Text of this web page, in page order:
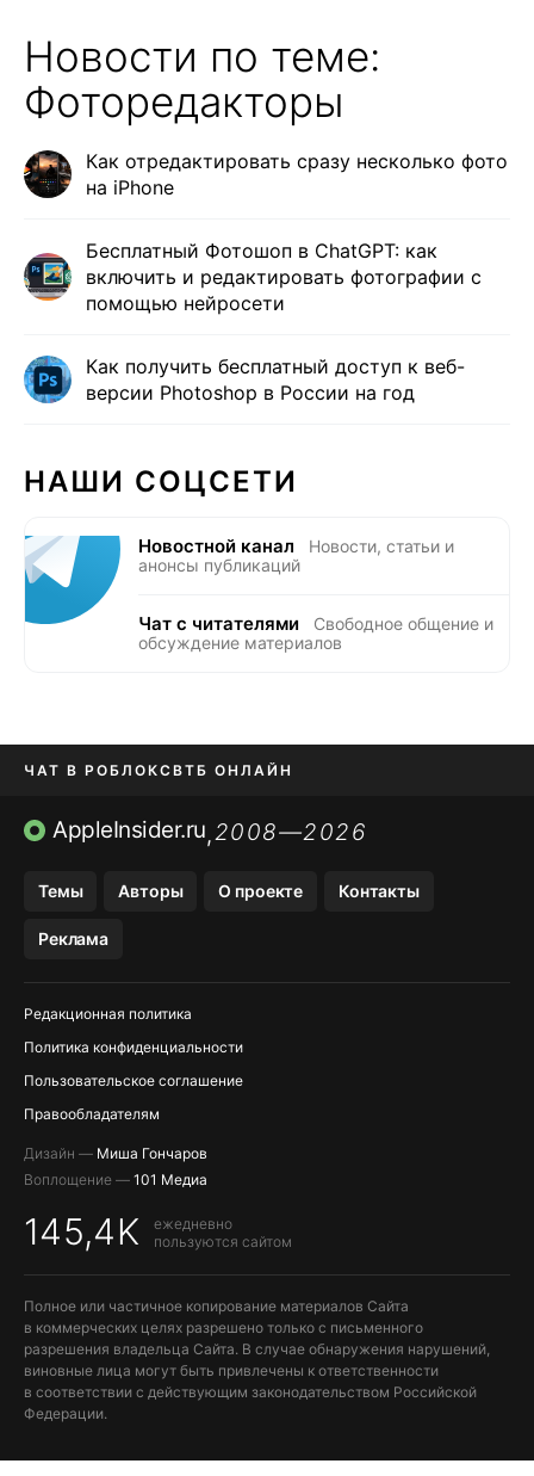
Новости по теме:
Фоторедакторы
Как отредактировать сразу несколько фото
на iPhone
Бесплатный Фотошоп в ChatGPT: как
включить и редактировать фотографии с
помощью нейросети
Как получить бесплатный доступ к веб-
версии Photoshop в России на год
НАШИ СОЦСЕТИ
Новостной канал
Новости, статьи и
анонсы публикаций
Чат с читателями
Свободное общение и
обсуждение материалов
ЧАТ В РОБЛОКСВТБ ОНЛАЙН
ПРИЛОЖЕНИЯ APP STORE
AppleInsider.ru,2008—2026
Темы Авторы О проекте Контакты
Реклама
Редакционная политика
Политика конфиденциальности
Пользовательское соглашение
Правообладателям
Дизайн — Миша Гончаров
Воплощение — 101 Медиа
145,4K
ежедневно
пользуются сайтом
Полное или частичное копирование материалов Сайта
в коммерческих целях разрешено только с письменного
разрешения владельца Сайта. В случае обнаружения нарушений,
виновные лица могут быть привлечены к ответственности
в соответствии с действующим законодательством Российской
Федерации.